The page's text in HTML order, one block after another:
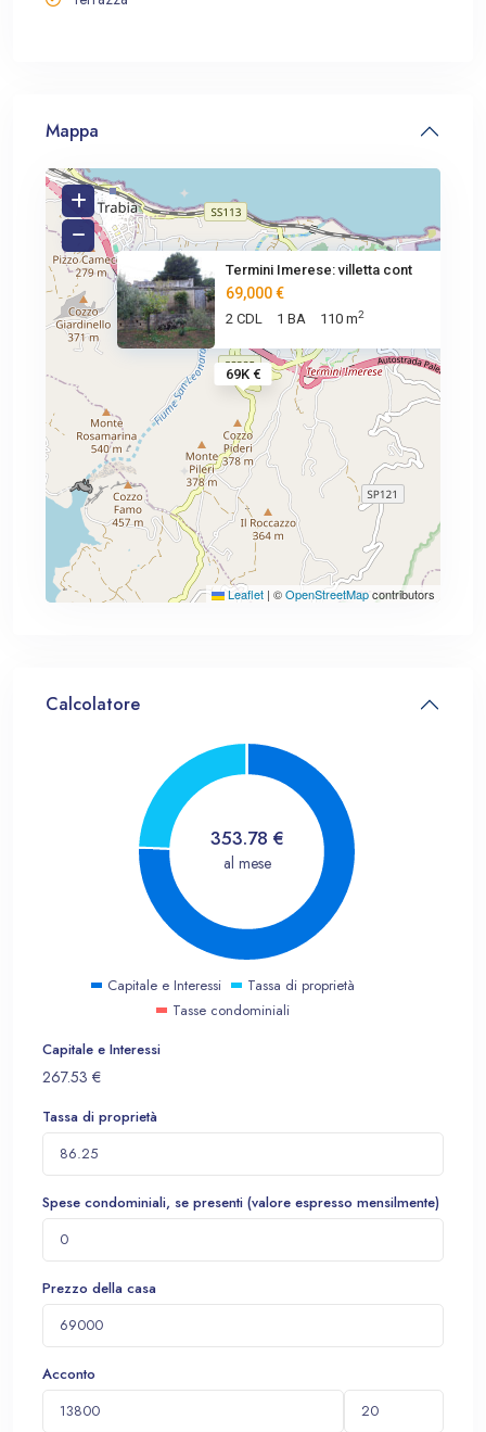
Mappa
69K €
Termini Imerese: villetta cont
69,000 €
2 CDL 1 BA 110 m2
Leaflet | ©OpenStreetMapcontributors
Calcolatore
353.78 €
al mese
Capitale e Interessi
Tassa di proprietà
Tasse condominiali
Capitale e Interessi
267.53 €
Tassa di proprietà
Spese condominiali, se presenti (valore espresso mensilmente)
Prezzo della casa
Acconto